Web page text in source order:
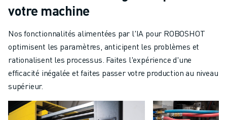
votre machine
Nos fonctionnalités alimentées par l'IA pour ROBOSHOT
optimisent les paramètres, anticipent les problèmes et
rationalisent les processus. Faites l'expérience d'une
efficacité inégalée et faites passer votre production au niveau
supérieur.